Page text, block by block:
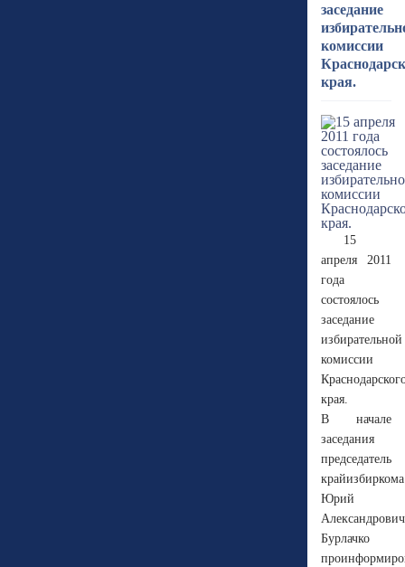
заседание
комиссии
края.
15
апреля 2011
года
состоялось
заседание
избирательной
комиссии
края.
В начале
заседания
председатель
крайизбиркома
Юрий
Александрович
Бурлачко